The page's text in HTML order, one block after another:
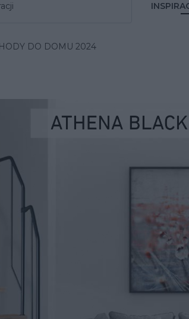
DO DOMU 2024